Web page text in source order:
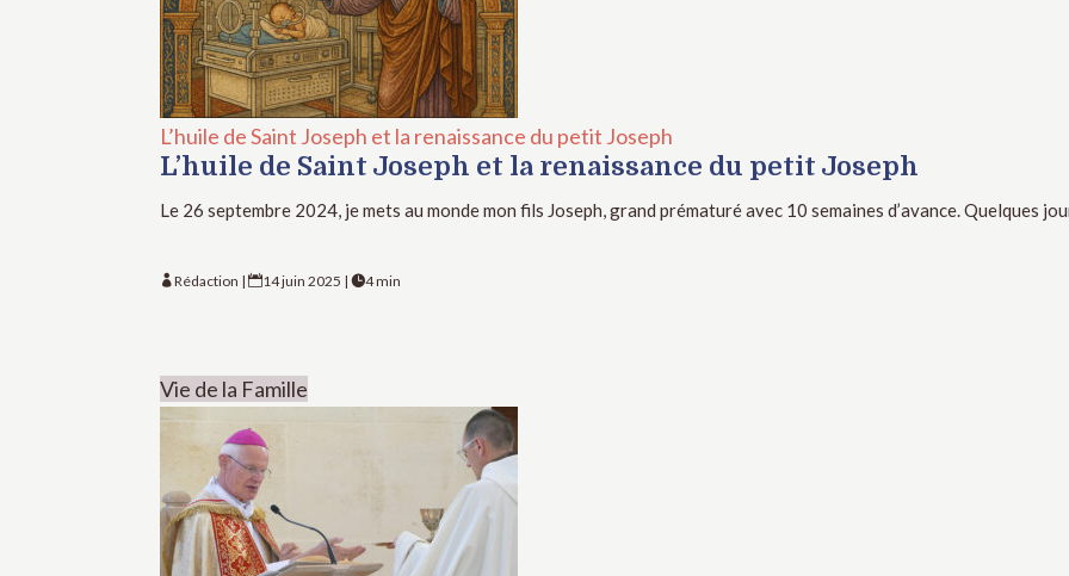
L’huile de Saint Joseph et la renaissance du petit Joseph
L’huile de Saint Joseph et la renaissance du petit Joseph
Le 26 septembre 2024, je mets au monde mon fils Joseph, grand prématuré avec 10 semaines d’avance. Quelques
Rédaction |14 juin 2025 |4 min
Vie de la Famille